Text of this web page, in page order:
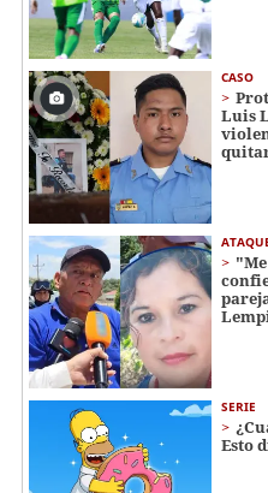
CASO
Luis
SERIE
Esto